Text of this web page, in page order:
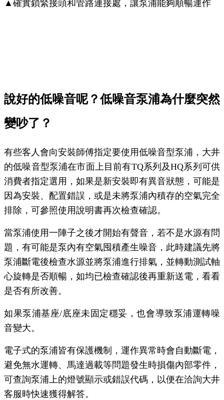
▲確實鎖緊接頭和管路連接處，讓泵浦能夠順暢運作
說好的低噪音呢？低噪音泵浦為什麼突然
變吵了？
有些客人會向安裝師傅指定要使用低噪音型泵浦，大井
的低噪音型泵浦在市面上目前有TQ系列及HQ系列可供
消費者指定選用，如果是新安裝即有異音狀態，可能是
因為安裝、配置錯誤，或是未將泵浦內積存的空氣完全
排除，可參照使用說明書再次檢查確認。
當泵浦使用一陣子之後才開始有聲音，若不是水源有問
題，有可能是泵內有空氣囤積產生噪音，此時建議先將
泵浦斷電後檢查水源並將泵浦進行排氣，並轉動測試軸
心旋轉是否順暢，如均已檢查確認後再重新送電，看看
是否有所改善。
如果泵浦基座/底座未固定穩妥，也會導致泵浦運轉噪
音變大。
電子式的泵浦皆有保護機制，運作異常時會自動斷電，
避免無水運轉、馬達過載等問題發生時損傷內部零件，
可查詢泵浦上的燈號顯示或錯誤代碼，以便在洽詢大井
客服時快速獲得解答。